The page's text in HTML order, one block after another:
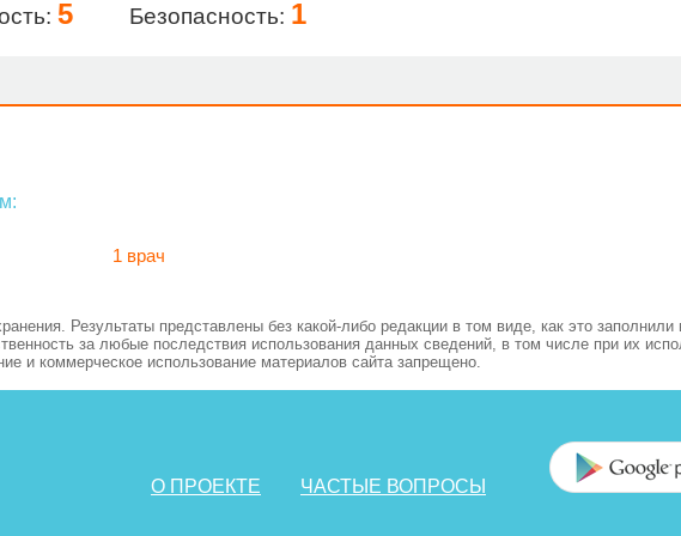
5 Безопасность: 1
1 врач
Результаты представлены без какой-либо редакции в том виде, как это заполнили
за любые последствия использования данных сведений, в том числе при их
и коммерческое использование материалов сайта запрещено.
О ПРОЕКТЕ ЧАСТЫЕ ВОПРОСЫ